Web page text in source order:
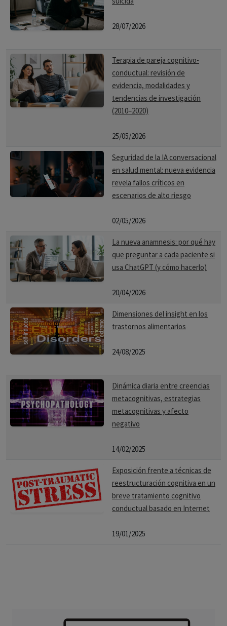
28/07/2026
Terapia de pareja cognitivo-
conductual: revisión de
evidencia, modalidades y
tendencias de investigación
(2010–2020)
25/05/2026
Seguridad de la IA conversacional
en salud mental: nueva evidencia
revela fallos críticos en
escenarios de alto riesgo
02/05/2026
La nueva anamnesis: por qué hay
que preguntar a cada paciente si
usa ChatGPT (y cómo hacerlo)
20/04/2026
Dimensiones del insight en los
trastornos alimentarios
24/08/2025
Dinámica diaria entre creencias
metacognitivas, estrategias
metacognitivas y afecto
negativo
14/02/2025
Exposición frente a técnicas de
reestructuración cognitiva en un
breve tratamiento cognitivo
conductual basado en Internet
19/01/2025